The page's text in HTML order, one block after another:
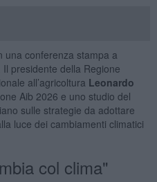
una conferenza stampa a
presidente della Regione
all’agricoltura Leonardo
Aib 2026 e uno studio del
sulle strategie da adottare
luce dei cambiamenti climatici
col clima"